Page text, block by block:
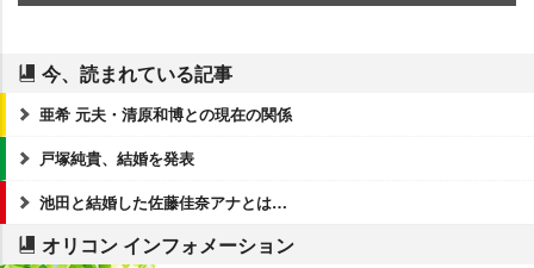
今、読まれている記事
亜希 元夫・清原和博との現在の関係
戸塚純貴、結婚を発表
池田と結婚した佐藤佳奈アナとは…
オリコン インフォメーション